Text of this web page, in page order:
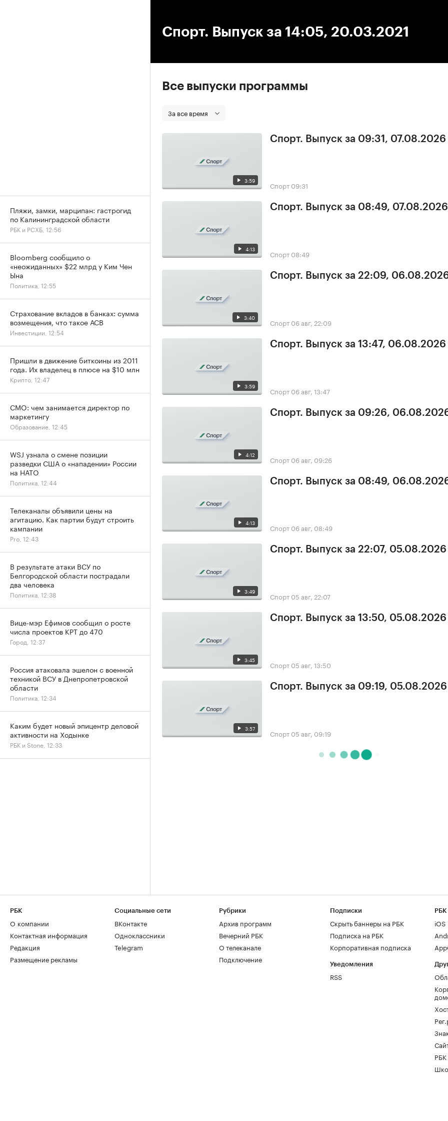
Спорт. Выпуск за 14:05, 20.03.2021
Все выпуски программы
За все время
3:59
Спорт. Выпуск за 09:31, 07.08.2026
Спорт 09:31
4:13
Спорт. Выпуск за 08:49, 07.08.2026
Спорт 08:49
3:40
Спорт. Выпуск за 22:09,
Спорт 06 авг, 22:09
3:59
Спорт. Выпуск за 13:47, 06.08.2026
Спорт 06 авг, 13:47
4:12
Спорт. Выпуск за 09:26,
Спорт 06 авг, 09:26
4:13
Спорт. Выпуск за 08:49,
Спорт 06 авг, 08:49
3:49
Спорт. Выпуск за 22:07, 05.08.2026
Спорт 05 авг, 22:07
3:45
Спорт. Выпуск за 13:50, 05.08.2026
Спорт 05 авг, 13:50
3:57
Спорт. Выпуск за 09:19, 05.08.2026
Спорт 05 авг, 09:19
Пляжи, замки, марципан: гастрогид
по Калининградской области
РБК и РСХБ, 12:56
Bloomberg сообщило о
«неожиданных» $22 млрд у Ким Чен
Ына
Политика, 12:55
Страхование вкладов в банках: сумма
возмещения, что такое АСВ
Инвестиции, 12:54
Пришли в движение биткоины из 2011
года. Их владелец в плюсе на $10 млн
Крипто, 12:47
CMO: чем занимается директор по
маркетингу
Образование, 12:45
WSJ узнала о смене позиции
разведки США о «нападении» России
на НАТО
Политика, 12:44
Телеканалы объявили цены на
агитацию. Как партии будут строить
кампании
Pro, 12:43
В результате атаки ВСУ по
Белгородской области пострадали
два человека
Политика, 12:38
Вице-мэр Ефимов сообщил о росте
числа проектов КРТ до 470
Город, 12:37
Россия атаковала эшелон с военной
техникой ВСУ в Днепропетровской
области
Политика, 12:34
Каким будет новый эпицентр деловой
активности на Ходынке
РБК и Stone, 12:33
РБК
О компании
Контактная информация
Редакция
Размещение рекламы
Социальные сети
ВКонтакте
Одноклассники
Telegram
Рубрики
Архив программ
Вечерний РБК
О телеканале
Подключение
Подписки
Скрыть баннеры на РБК
Подписка на РБК
Корпоративная подписка
Уведомления
RSS
РБК
iOS